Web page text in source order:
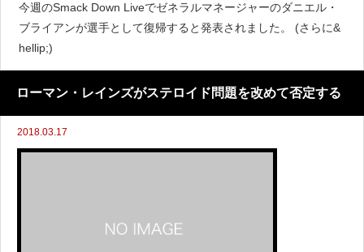
今週のSmack Down Liveでゼネラルマネージャーのダニエル・
ブライアンが選手として復帰すると発表されました。 (さらに&
hellip;)
ローマン・レインズがステロイド問題を改めて否定する
2018.03.17